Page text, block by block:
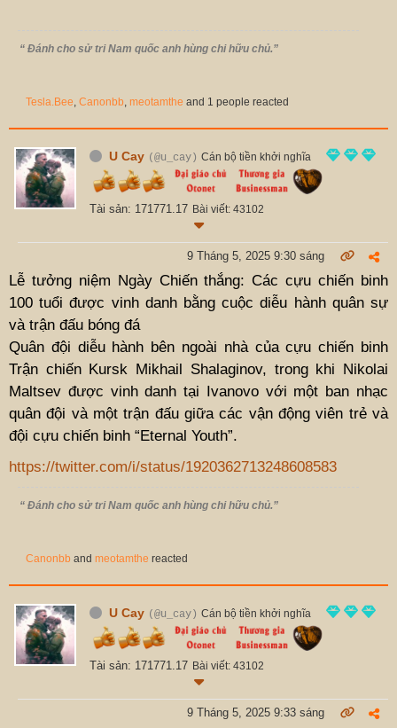
“ Đánh cho sử tri Nam quốc anh hùng chi hữu chủ.”
Tesla.Bee, Canonbb, meotamthe and 1 people reacted
U Cay (@u_cay) Cán bộ tiền khởi nghĩa
Tài sản: 171771.17 Bài viết: 43102
9 Tháng 5, 2025 9:30 sáng
Lễ tưởng niệm Ngày Chiến thắng: Các cựu chiến binh
100 tuổi được vinh danh bằng cuộc diễu hành quân sự
và trận đấu bóng đá
Quân đội diễu hành bên ngoài nhà của cựu chiến binh
Trận chiến Kursk Mikhail Shalaginov, trong khi Nikolai
Maltsev được vinh danh tại Ivanovo với một ban nhạc
quân đội và một trận đấu giữa các vận động viên trẻ và
đội cựu chiến binh “Eternal Youth”.
https://twitter.com/i/status/1920362713248608583
“ Đánh cho sử tri Nam quốc anh hùng chi hữu chủ.”
Canonbb and meotamthe reacted
U Cay (@u_cay) Cán bộ tiền khởi nghĩa
Tài sản: 171771.17 Bài viết: 43102
9 Tháng 5, 2025 9:33 sáng